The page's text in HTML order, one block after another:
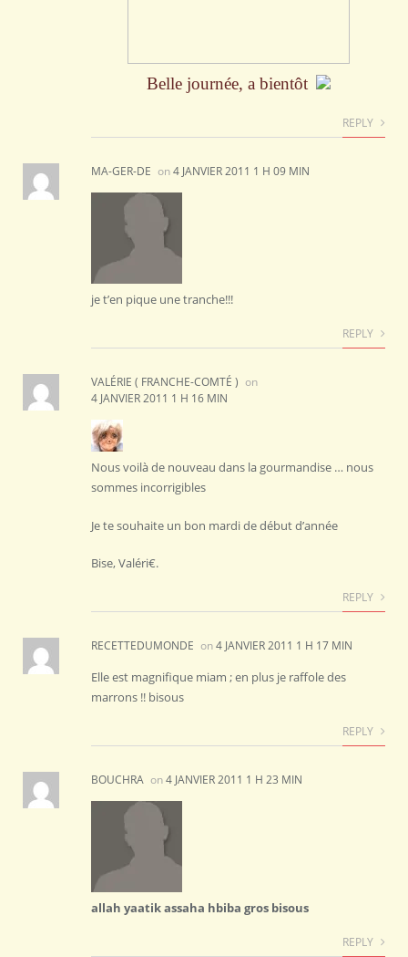
Belle journée, a bientôt
REPLY
MA-GER-DE on4 JANVIER 2011 1 H 09 MIN
je t’en pique une tranche!!!
REPLY
VALÉRIE ( FRANCHE-COMTÉ ) on
4 JANVIER 2011 1 H 16 MIN
Nous voilà de nouveau dans la gourmandise … nous
sommes incorrigibles
Je te souhaite un bon mardi de début d’année
Bise, Valéri€.
REPLY
RECETTEDUMONDE on4 JANVIER 2011 1 H 17 MIN
Elle est magnifique miam ; en plus je raffole des
marrons !! bisous
REPLY
BOUCHRA on4 JANVIER 2011 1 H 23 MIN
allah yaatik assaha hbiba gros bisous
REPLY